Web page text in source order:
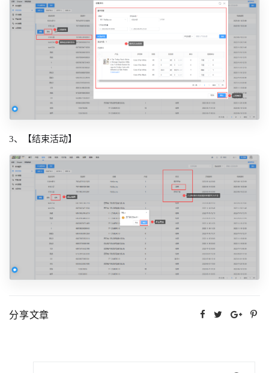
3、【结束活动】
分享文章